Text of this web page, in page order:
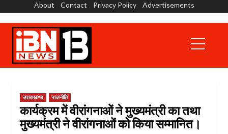
content
About Contact Privacy Policy Advertisements
Menu
उत्तराखण्ड राजनीति
कार्यक्रम में वीरांगनाओं ने मुख्यमंत्री का तथा
मुख्यमंत्री ने वीरांगनाओं को किया सम्मानित।